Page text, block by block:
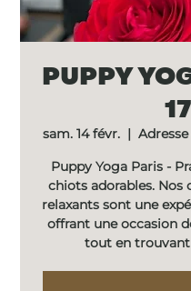
PUPPY
sam. 14 févr.
  |
Puppy Yoga Paris -
chiots adorables. Nos
relaxants sont une
offrant une occasion
tout en trouvant